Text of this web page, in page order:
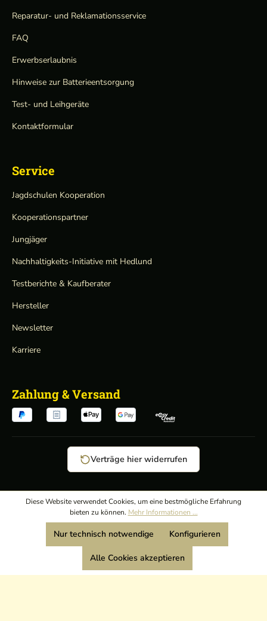
Reparatur- und Reklamationsservice
FAQ
Erwerbserlaubnis
Hinweise zur Batterieentsorgung
Test- und Leihgeräte
Kontaktformular
Service
Jagdschulen Kooperation
Kooperationspartner
Jungjäger
Nachhaltigkeits-Initiative mit Hedlund
Testberichte & Kaufberater
Hersteller
Newsletter
Karriere
Zahlung & Versand
Verträge hier widerrufen
AGB/
Datenschutz/
Wir sind Mitglied:
Diese Website verwendet Cookies, um eine bestmögliche Erfahrung
bieten zu können. Mehr Informationen ...
Nur technisch notwendige Konfigurieren
Alle Cookies akzeptieren